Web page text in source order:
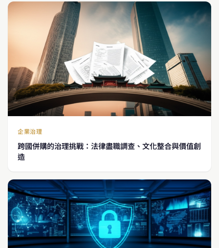
企業治理
跨國併購的治理挑戰：法律盡職調查、文化整合與價值創
造